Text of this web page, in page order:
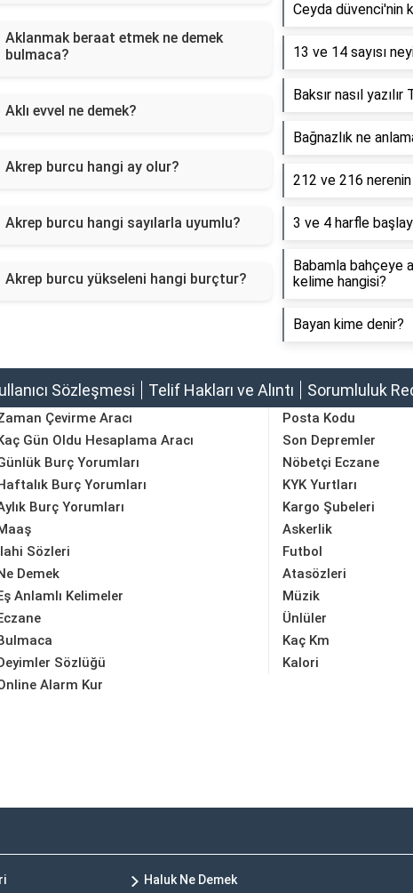
Aklanmak beraat etmek ne demek
bulmaca?
Aklı evvel ne demek?
Akrep burcu hangi ay olur?
Akrep burcu hangi sayılarla uyumlu?
Akrep burcu yükseleni hangi burçtur?
Ceyda düvenci'nin
13 ve 14 sayısı
Baksır nasıl yazılır
Bağnazlık ne
212 ve 216
3 ve 4 harfle
Babamla bahçeye
kelime hangisi?
Bayan kime denir?
Sözleşmesi Telif Hakları ve Alıntı Sorumluluk
Çevirme Aracı
Gün Oldu Hesaplama Aracı
Burç Yorumları
Burç Yorumları
Burç Yorumları
Posta Kodu
Son Depremler
Nöbetçi Eczane
KYK Yurtları
Kargo Şubeleri
Askerlik
Sözleri
Demek
Anlamlı Kelimeler
Sözlüğü
Futbol
Atasözleri
Müzik
Ünlüler
Kaç Km
Kalori
Alarm Kur
Haluk Ne Demek